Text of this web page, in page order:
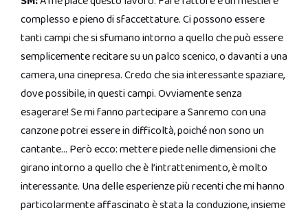
complesso e pieno di sfaccettature. Ci possono essere
tanti campi che si sfumano intorno a quello che può essere
semplicemente recitare su un palco scenico, o davanti a una
camera, una cinepresa. Credo che sia interessante spaziare,
dove possibile, in questi campi. Ovviamente senza
esagerare! Se mi fanno partecipare a Sanremo con una
canzone potrei essere in difficoltà, poiché non sono un
cantante… Però ecco: mettere piede nelle dimensioni che
girano intorno a quello che è l’intrattenimento, è molto
interessante. Una delle esperienze più recenti che mi hanno
particolarmente affascinato è stata la conduzione, insieme